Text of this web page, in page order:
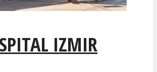
IZMIR